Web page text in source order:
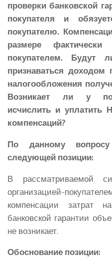
проверки банковской
покупателя и
покупателю.
размере фактически
покупателем. Будут
признаваться доходом
налогообложения
Возникает ли у
исчислить и
компенсаций?
По данному
следующей позиции:
В рассматриваемой
организацией-
компенсации затрат
банковской гарантии
не возникает.
Обоснование позиции: